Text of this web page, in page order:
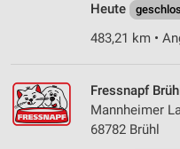
Heute
483,21 km •
Fressnapf
Mannheimer
68782 Brühl